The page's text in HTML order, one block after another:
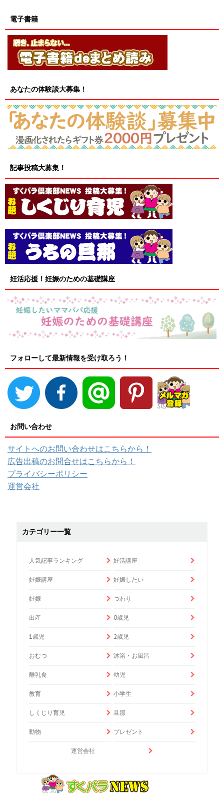
電子書籍
あなたの体験談大募集！
記事投稿大募集！
妊活応援！妊娠のための基礎講座
フォローして最新情報を受け取ろう！
お問い合わせ
サイトへのお問い合わせはこちらから！
広告出稿のお問合せはこちらから！
プライバシーポリシー
運営会社
カテゴリー一覧
人気記事ランキング 妊活講座
妊娠講座 妊娠したい
妊娠 つわり
出産 0歳児
1歳児 2歳児
おむつ 沐浴・お風呂
離乳食 幼児
教育 小学生
しくじり育児 旦那
動物 プレゼント
運営会社